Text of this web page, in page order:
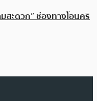
สะดวก” ช่องทางโอนคริ